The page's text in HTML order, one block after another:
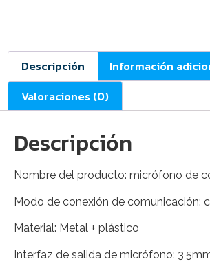
Descripción
Información
Valoraciones (0)
Descripción
Nombre del producto: micrófono de
Modo de conexión de comunicación:
Material: Metal + plástico
Interfaz de salida de micrófono: